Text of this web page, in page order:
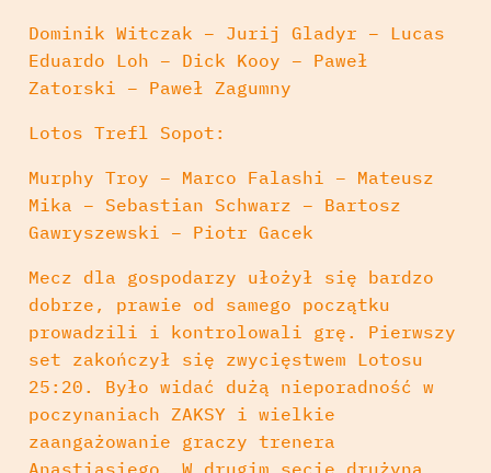
Dominik Witczak – Jurij Gladyr – Lucas
Eduardo Loh – Dick Kooy – Paweł
Zatorski – Paweł Zagumny
Lotos Trefl Sopot:
Murphy Troy – Marco Falashi – Mateusz
Mika – Sebastian Schwarz – Bartosz
Gawryszewski – Piotr Gacek
Mecz dla gospodarzy ułożył się bardzo
dobrze, prawie od samego początku
prowadzili i kontrolowali grę. Pierwszy
set zakończył się zwycięstwem Lotosu
25:20. Było widać dużą nieporadność w
poczynaniach ZAKSY i wielkie
zaangażowanie graczy trenera
Anastiasiego. W drugim secie drużyna